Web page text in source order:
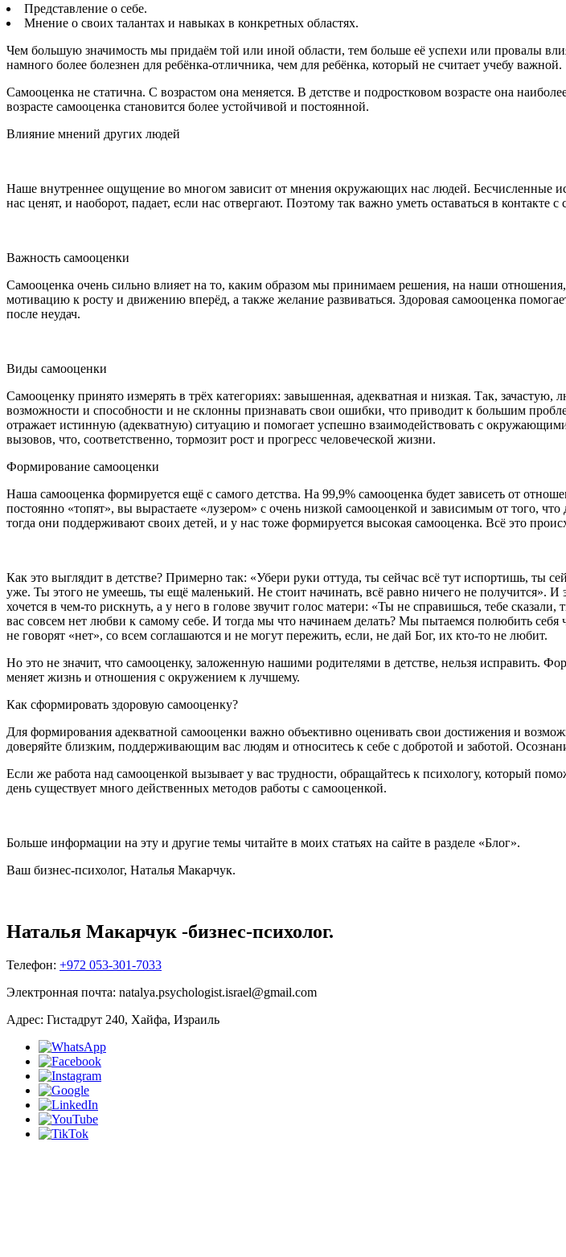
Представление о себе.
Мнение о своих талантах и навыках в конкретных областях.
Чем большую значимость мы придаём той или иной области, тем больше её успехи или провалы
намного более болезнен для ребёнка-отличника, чем для ребёнка, который не считает учебу важной.
Самооценка не статична. С возрастом она меняется. В детстве и подростковом возрасте она
возрасте самооценка становится более устойчивой и постоянной.
Влияние мнений других людей
Наше внутреннее ощущение во многом зависит от мнения окружающих нас людей. Бесчисленные
нас ценят, и наоборот, падает, если нас отвергают. Поэтому так важно уметь оставаться в
Важность самооценки
Самооценка очень сильно влияет на то, каким образом мы принимаем решения, на наши
мотивацию к росту и движению вперёд, а также желание развиваться. Здоровая самооценка
после неудач.
Виды самооценки
Самооценку принято измерять в трёх категориях: завышенная, адекватная и низкая. Так,
возможности и способности и не склонны признавать свои ошибки, что приводит к большим
отражает истинную (адекватную) ситуацию и помогает успешно взаимодействовать с
вызовов, что, соответственно, тормозит рост и прогресс человеческой жизни.
Формирование самооценки
Наша самооценка формируется ещё с самого детства. На 99,9% самооценка будет зависеть от
постоянно «топят», вы вырастаете «лузером» с очень низкой самооценкой и зависимым от того,
тогда они поддерживают своих детей, и у нас тоже формируется высокая самооценка. Всё это
Как это выглядит в детстве? Примерно так: «Убери руки оттуда, ты сейчас всё тут испортишь, ты
уже. Ты этого не умеешь, ты ещё маленький. Не стоит начинать, всё равно ничего не получится».
хочется в чем-то рискнуть, а у него в голове звучит голос матери: «Ты не справишься, тебе
вас совсем нет любви к самому себе. И тогда мы что начинаем делать? Мы пытаемся полюбить
не говорят «нет», со всем соглашаются и не могут пережить, если, не дай Бог, их кто-то не любит.
Но это не значит, что самооценку, заложенную нашими родителями в детстве, нельзя исправить.
меняет жизнь и отношения с окружением к лучшему.
Как сформировать здоровую самооценку?
Для формирования адекватной самооценки важно объективно оценивать свои достижения и
доверяйте близким, поддерживающим вас людям и относитесь к себе с добротой и заботой.
Если же работа над самооценкой вызывает у вас трудности, обращайтесь к психологу, который
день существует много действенных методов работы с самооценкой.
Больше информации на эту и другие темы читайте в моих статьях на сайте в разделе «Блог».
Ваш бизнес-психолог, Наталья Макарчук.
Наталья Макарчук -бизнес-психолог.
Телефон: +972 053-301-7033
Электронная почта: natalya.psychologist.israel@gmail.com
Адрес: Гистадрут 240, Хайфа, Израиль